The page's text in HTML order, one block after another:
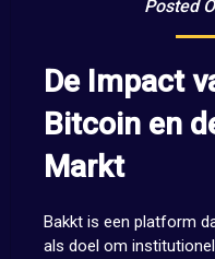
Posted
De Impact
Bitcoin en
Markt
Bakkt is een platform
als doel om